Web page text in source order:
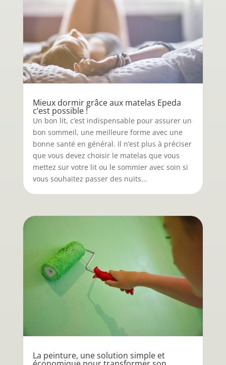
Mieux dormir grâce aux matelas Epeda
c’est possible !
Un bon lit, c’est indispensable pour assurer un
bon sommeil, une meilleure forme avec une
bonne santé en général. Il n’est plus à préciser
que vous devez choisir le matelas que vous
mettez sur votre lit ou le sommier avec soin si
vous souhaitez passer des nuits...
La peinture, une solution simple et